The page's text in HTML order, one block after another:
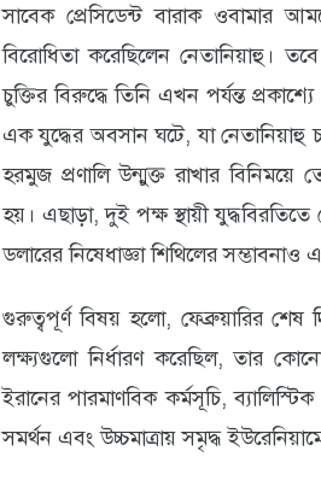
সাবেক প্রেসিডেন্ট বারাক ওবামার
বিরোধিতা করেছিলেন নেতানিয়াহু।
চুক্তির বিরুদ্ধে তিনি এখন পর্যন্ত
এক যুদ্ধের অবসান ঘটে, যা নেতানিয়াহু
হরমুজ প্রণালি উন্মুক্ত রাখার বিনিময়ে
হয়। এছাড়া, দুই পক্ষ স্থায়ী
ডলারের নিষেধাজ্ঞা শিথিলের সম্ভাবনাও
গুরুত্বপূর্ণ বিষয় হলো, ফেব্রুয়ারির শেষ
লক্ষ্যগুলো নির্ধারণ করেছিল, তার
ইরানের পারমাণবিক কর্মসূচি,
সমর্থন এবং উচ্চমাত্রায় সমৃদ্ধ